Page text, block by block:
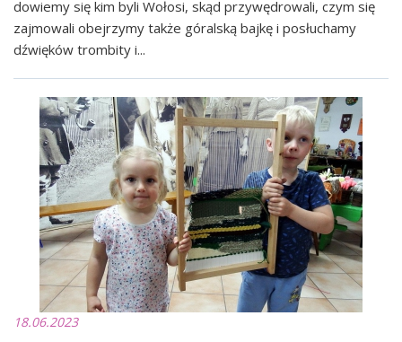
dowiemy się kim byli Wołosi, skąd przywędrowali, czym się
zajmowali obejrzymy także góralską bajkę i posłuchamy
dźwięków trombity i...
18.06.2023